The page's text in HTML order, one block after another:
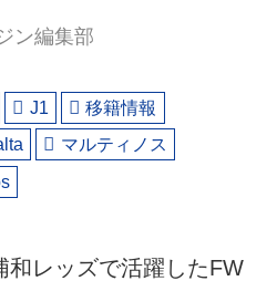
ン編集部
J1
移籍情報
マルティノス
和レッズで活躍したFW